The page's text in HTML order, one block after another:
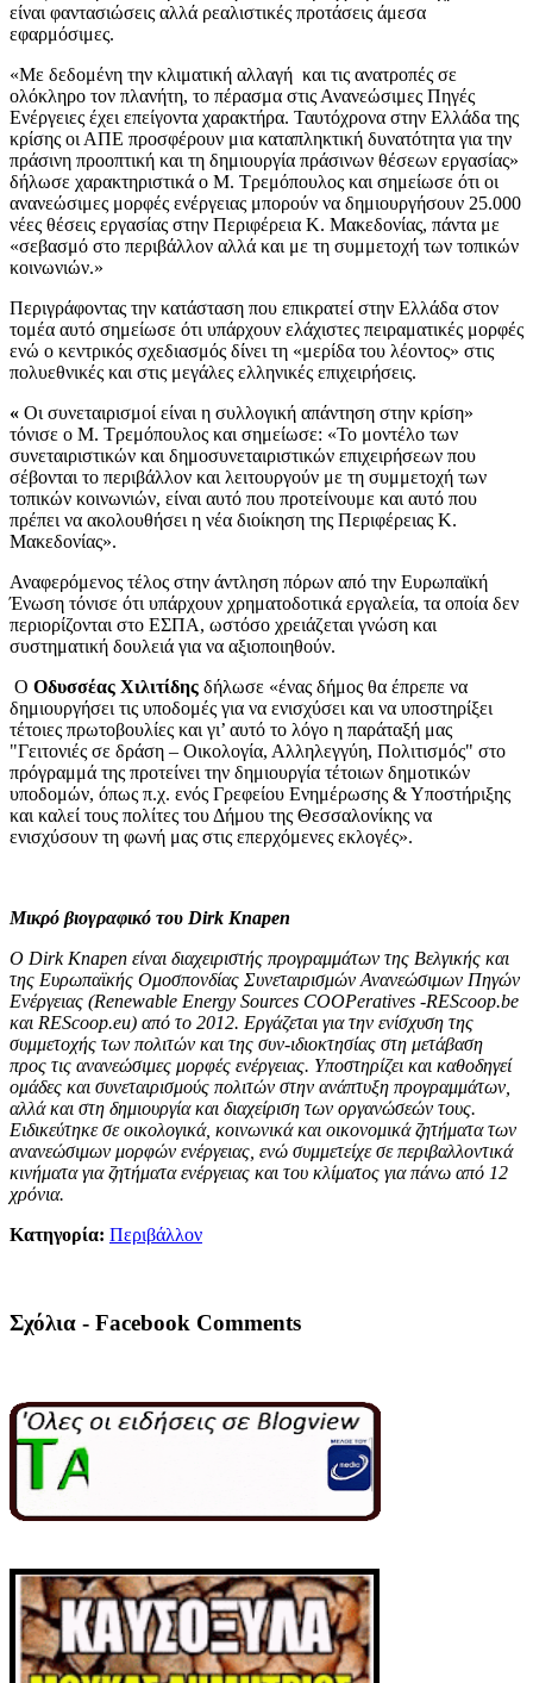
είναι φαντασιώσεις αλλά ρεαλιστικές προτάσεις άμεσα
εφαρμόσιμες.
«Με δεδομένη την κλιματική αλλαγή και τις ανατροπές σε
ολόκληρο τον πλανήτη, το πέρασμα στις Ανανεώσιμες Πηγές
Ενέργειες έχει επείγοντα χαρακτήρα. Ταυτόχρονα στην Ελλάδα της
κρίσης οι ΑΠΕ προσφέρουν μια καταπληκτική δυνατότητα για την
πράσινη προοπτική και τη δημιουργία πράσινων θέσεων εργασίας»
δήλωσε χαρακτηριστικά ο Μ. Τρεμόπουλος και σημείωσε ότι οι
ανανεώσιμες μορφές ενέργειας μπορούν να δημιουργήσουν 25.000
νέες θέσεις εργασίας στην Περιφέρεια Κ. Μακεδονίας, πάντα με
«σεβασμό στο περιβάλλον αλλά και με τη συμμετοχή των τοπικών
κοινωνιών.»
Περιγράφοντας την κατάσταση που επικρατεί στην Ελλάδα στον
τομέα αυτό σημείωσε ότι υπάρχουν ελάχιστες πειραματικές μορφές
ενώ ο κεντρικός σχεδιασμός δίνει τη «μερίδα του λέοντος» στις
πολυεθνικές και στις μεγάλες ελληνικές επιχειρήσεις.
« Οι συνεταιρισμοί είναι η συλλογική απάντηση στην κρίση»
τόνισε ο Μ. Τρεμόπουλος και σημείωσε: «Το μοντέλο των
συνεταιριστικών και δημοσυνεταιριστικών επιχειρήσεων που
σέβονται το περιβάλλον και λειτουργούν με τη συμμετοχή των
τοπικών κοινωνιών, είναι αυτό που προτείνουμε και αυτό που
πρέπει να ακολουθήσει η νέα διοίκηση της Περιφέρειας Κ.
Μακεδονίας».
Αναφερόμενος τέλος στην άντληση πόρων από την Ευρωπαϊκή
Ένωση τόνισε ότι υπάρχουν χρηματοδοτικά εργαλεία, τα οποία δεν
περιορίζονται στο ΕΣΠΑ, ωστόσο χρειάζεται γνώση και
συστηματική δουλειά για να αξιοποιηθούν.
Ο Οδυσσέας Χιλιτίδης δήλωσε «ένας δήμος θα έπρεπε να
δημιουργήσει τις υποδομές για να ενισχύσει και να υποστηρίξει
τέτοιες πρωτοβουλίες και γι’ αυτό το λόγο η παράταξή μας
"Γειτονιές σε δράση – Οικολογία, Αλληλεγγύη, Πολιτισμός" στο
πρόγραμμά της προτείνει την δημιουργία τέτοιων δημοτικών
υποδομών, όπως π.χ. ενός Γρεφείου Ενημέρωσης & Υποστήριξης
και καλεί τους πολίτες του Δήμου της Θεσσαλονίκης να
ενισχύσουν τη φωνή μας στις επερχόμενες εκλογές».
Μικρό βιογραφικό του Dirk Knapen
Ο Dirk Knapen είναι διαχειριστής προγραμμάτων της Βελγικής και
της Ευρωπαϊκής Ομοσπονδίας Συνεταιρισμών Ανανεώσιμων Πηγών
Ενέργειας (Renewable Energy Sources COOPeratives -REScoop.be
και REScoop.eu) από το 2012. Εργάζεται για την ενίσχυση της
συμμετοχής των πολιτών και της συν-ιδιοκτησίας στη μετάβαση
προς τις ανανεώσιμες μορφές ενέργειας. Υποστηρίζει και καθοδηγεί
ομάδες και συνεταιρισμούς πολιτών στην ανάπτυξη προγραμμάτων,
αλλά και στη δημιουργία και διαχείριση των οργανώσεών τους.
Ειδικεύτηκε σε οικολογικά, κοινωνικά και οικονομικά ζητήματα των
ανανεώσιμων μορφών ενέργειας, ενώ συμμετείχε σε περιβαλλοντικά
κινήματα για ζητήματα ενέργειας και του κλίματος για πάνω από 12
χρόνια.
Κατηγορία: Περιβάλλον
Σχόλια - Facebook Comments